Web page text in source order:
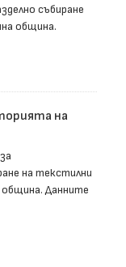
събиране
община.
на
на текстилни
Данните